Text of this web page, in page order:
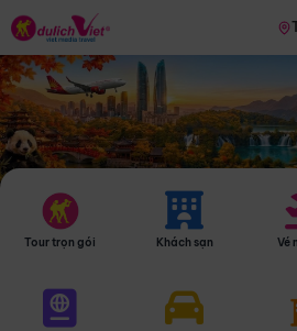
Tour trọn gói Khách sạn Vé